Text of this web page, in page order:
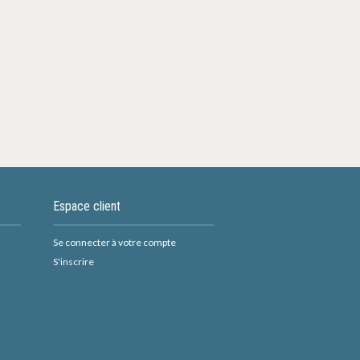
Espace client
Se connecter à votre compte
S'inscrire